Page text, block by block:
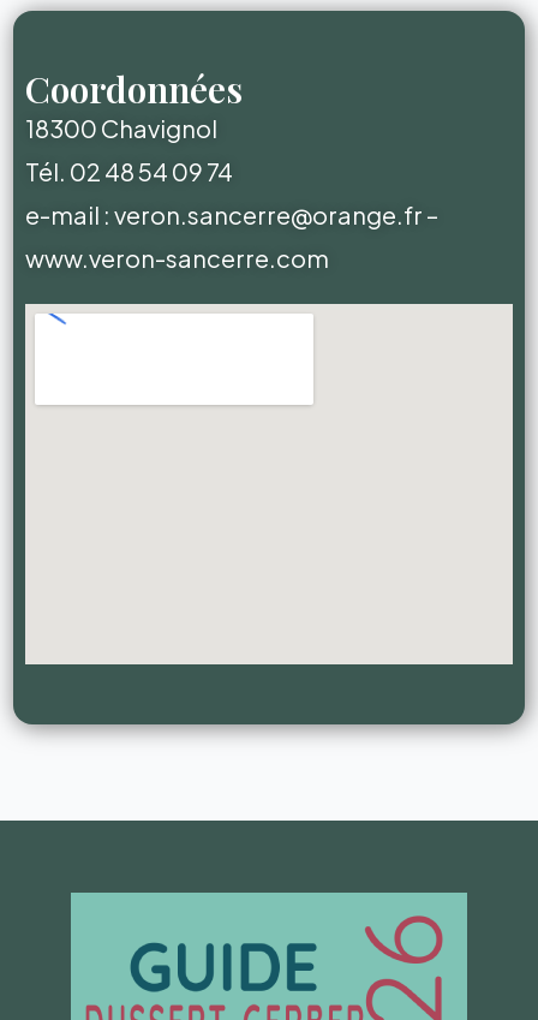
Coordonnées
18300 Chavignol
Tél. 02 48 54 09 74
e-mail :veron.sancerre@orange.fr –
www.veron-sancerre.com